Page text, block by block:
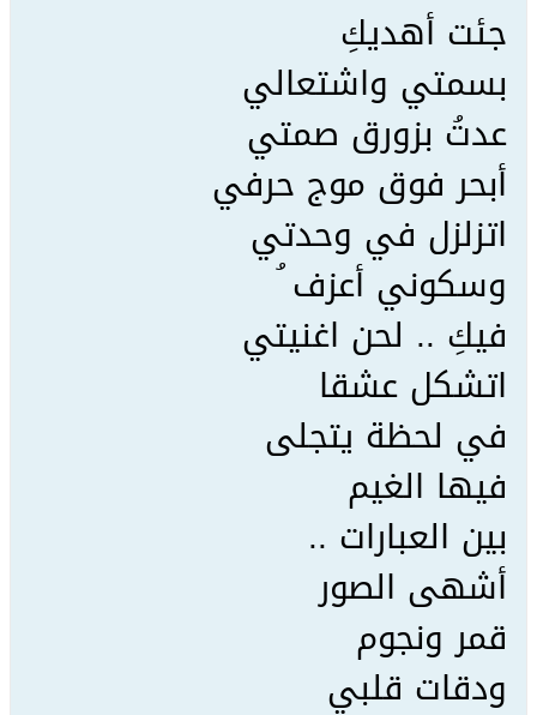
جئت أهديكِ
بسمتي واشتعالي
عدتُ بزورق صمتي
أبحر فوق موج حرفي
اتزلزل في وحدتي
وسكوني أعزف ُ
فيكِ .. لحن اغنيتي
اتشكل عشقا
في لحظة يتجلى
فيها الغيم
بين العبارات ..
أشهى الصور
قمر ونجوم
ودقات قلبي